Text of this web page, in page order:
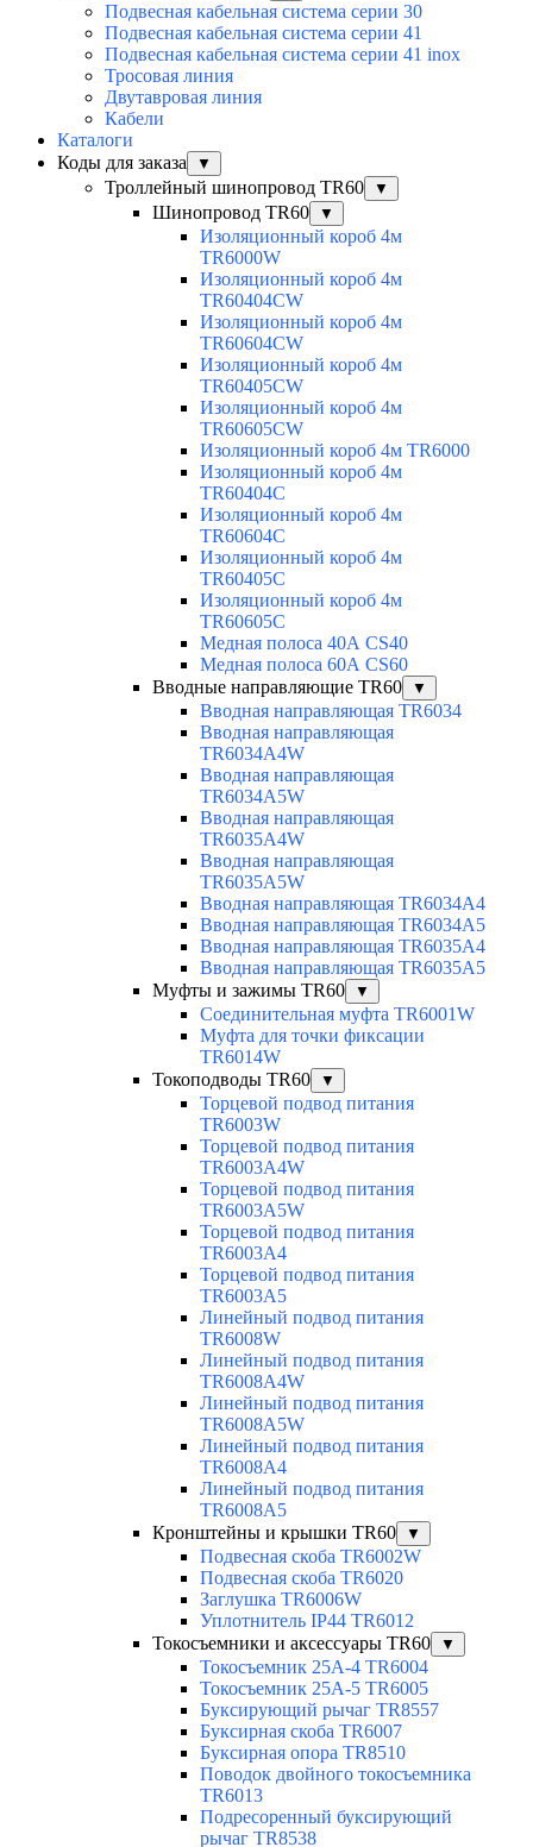
Подвесная кабельная система серии 30
Подвесная кабельная система серии 41
Подвесная кабельная система серии 41 inox
Тросовая линия
Двутавровая линия
Кабели
Каталоги
Коды для заказа
▼
Троллейный шинопровод TR60 ▼
Шинопровод TR60 ▼
Изоляционный короб 4м
TR6000W
Изоляционный короб 4м
TR60404CW
Изоляционный короб 4м
TR60604CW
Изоляционный короб 4м
TR60405CW
Изоляционный короб 4м
TR60605CW
Изоляционный короб 4м TR6000
Изоляционный короб 4м
TR60404C
Изоляционный короб 4м
TR60604C
Изоляционный короб 4м
TR60405C
Изоляционный короб 4м
TR60605C
Медная полоса 40А CS40
Медная полоса 60А CS60
Вводные направляющие TR60
▼
Вводная направляющая TR6034
Вводная направляющая
TR6034A4W
Вводная направляющая
TR6034A5W
Вводная направляющая
TR6035A4W
Вводная направляющая
TR6035A5W
Вводная направляющая TR6034A4
Вводная направляющая TR6034A5
Вводная направляющая TR6035A4
Вводная направляющая TR6035A5
Муфты и зажимы TR60
▼
Соединительная муфта TR6001W
Муфта для точки фиксации
TR6014W
Токоподводы TR60
▼
Торцевой подвод питания
TR6003W
Торцевой подвод питания
TR6003A4W
Торцевой подвод питания
TR6003A5W
Торцевой подвод питания
TR6003A4
Торцевой подвод питания
TR6003A5
Линейный подвод питания
TR6008W
Линейный подвод питания
TR6008A4W
Линейный подвод питания
TR6008A5W
Линейный подвод питания
TR6008A4
Линейный подвод питания
TR6008A5
Кронштейны и крышки TR60
▼
Подвесная скоба TR6002W
Подвесная скоба TR6020
Заглушка TR6006W
Уплотнитель IP44 TR6012
Токосъемники и аксессуары TR60
▼
Токосъемник 25А-4 TR6004
Токосъемник 25А-5 TR6005
Буксирующий рычаг TR8557
Буксирная скоба TR6007
Буксирная опора TR8510
Поводок двойного токосъемника
TR6013
Подресоренный буксирующий
рычаг TR8538